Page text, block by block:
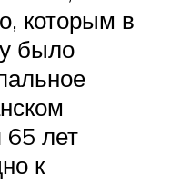
которым в
было
65 лет
к